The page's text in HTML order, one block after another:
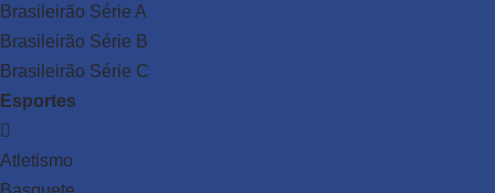
Brasileirão Série A
Brasileirão Série B
Brasileirão Série C
Esportes
Atletismo